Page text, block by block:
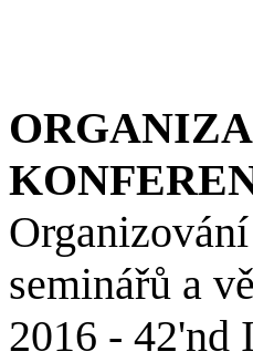
seminářů a
2016 - 42'nd